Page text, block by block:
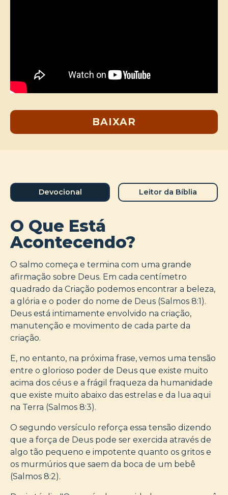
BAIXAR
Devocional Leitor da Bíblia
O Que Está
Acontecendo?
O salmo começa e termina com uma grande
afirmação sobre Deus. Em cada centímetro
quadrado da Criação podemos encontrar a beleza,
a glória e o poder do nome de Deus (Salmos 8:1).
Deus está intimamente envolvido na criação,
manutenção e movimento de cada parte da
criação.
E, no entanto, na próxima frase, vemos uma tensão
entre o glorioso poder de Deus que existe muito
acima dos céus e a frágil fraqueza da humanidade
que existe muito abaixo das estrelas e da lua aqui
na Terra (Salmos 8:3).
O segundo versículo reforça essa tensão dizendo
que a força de Deus pode ser exercida através de
algo tão pequeno e impotente quanto os gritos e
os murmúrios que saem da boca de um bebê
(Salmos 8:2).